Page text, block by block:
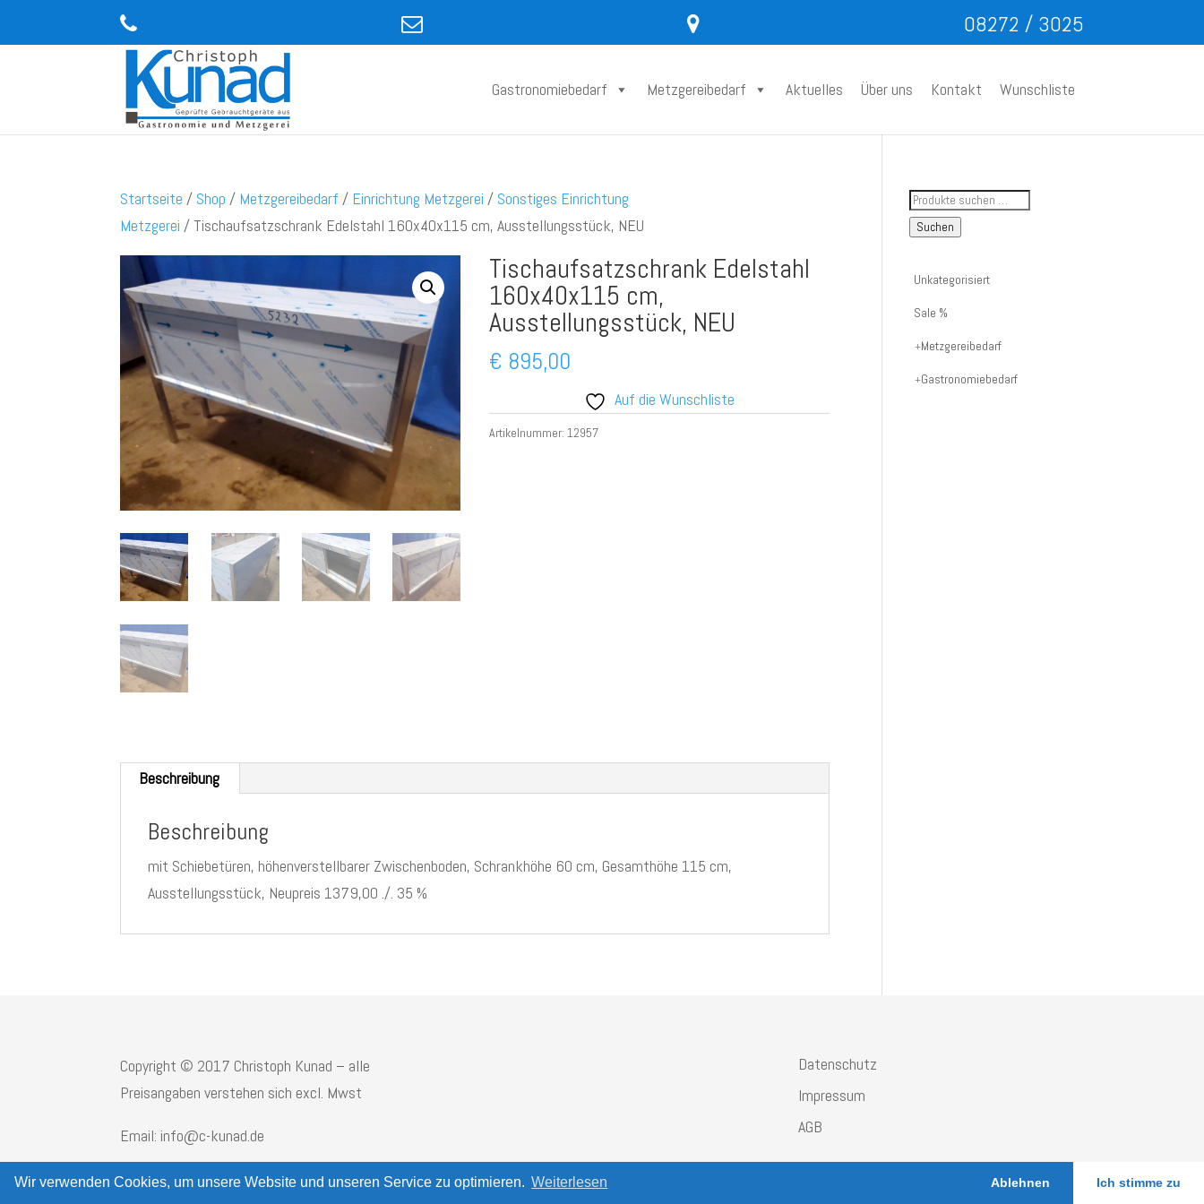
Wir verwenden Cookies, um unsere Website und unseren Service zu optimieren. Weiterlesen Ablehnen Ich stimme zu
08272 / 3025
Gastronomiebedarf Metzgereibedarf Aktuelles Über uns Kontakt Wunschliste
Startseite / Shop / Metzgereibedarf / Einrichtung Metzgerei / Sonstiges Einrichtung
Metzgerei / Tischaufsatzschrank Edelstahl 160x40x115 cm, Ausstellungsstück, NEU
Tischaufsatzschrank Edelstahl
160x40x115 cm,
Ausstellungsstück, NEU
€ 895,00
Auf die Wunschliste
Artikelnummer:12957
Beschreibung
Beschreibung
mit Schiebetüren, höhenverstellbarer Zwischenboden, Schrankhöhe 60 cm, Gesamthöhe 115 cm,
Ausstellungsstück, Neupreis 1379,00 ./. 35 %
Suche
nach
oder
Produktname:
Suchen
Unkategorisiert
Sale %
Metzgereibedarf
Gastronomiebedarf
Copyright © 2017 Christoph Kunad – alle
Preisangaben verstehen sich excl. Mwst
Email: info@c-kunad.de
Datenschutz
Impressum
AGB